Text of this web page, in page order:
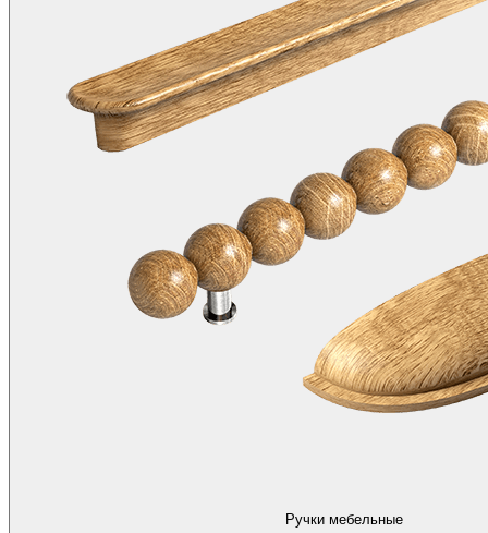
Ручки мебельные